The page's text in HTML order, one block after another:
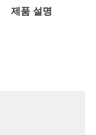
제품 설명